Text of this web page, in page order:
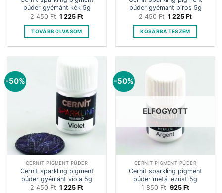
púder gyémánt kék 5g
2 450Ft Original
was:
2
450 Ft.
1 225FtCurrent
is:
225 Ft.
TOVÁBB OLVASOM
púder gyémánt piros 5g
2 450Ft Original
was:
2
450 Ft.
1 225FtCurrent
is:
225 Ft.
KOSÁRBA TESZEM
-50%
CERNIT PIGMENT PÚDER
Cernit sparkling pigment
púder gyémánt viola 5g
2 450Ft Original
1 225FtCurrent
-50%
ELFOGYOTT
CERNIT PIGMENT PÚDER
Cernit sparkling pigment
púder metál ezüst 5g
1 850Ft Original
925 FtCurrent